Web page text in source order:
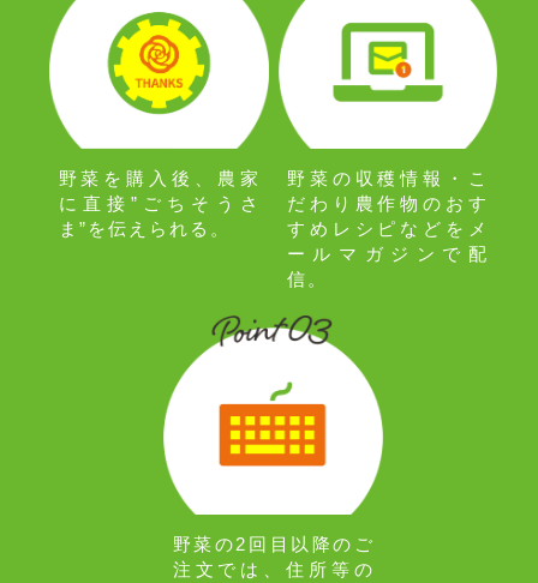
野菜を購入後、農家
に直接”ごちそうさ
ま”を伝えられる。
野菜の収穫情報・こ
だわり農作物のおす
すめレシピなどをメ
ールマガジンで配
信。
野菜の2回目以降のご
注文では、住所等の